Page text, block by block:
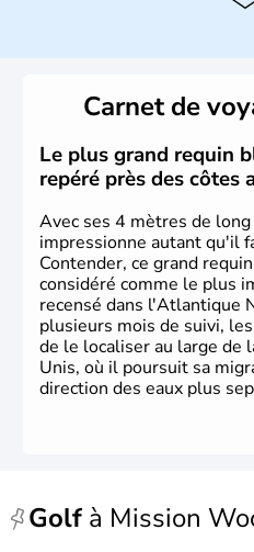
Plusieurs populations se
des européens, suite à la
Christophe Colomb en
britanniques proclament la
en 1776 et adoptent leur
La conquête de l'Ouest
phase de développement
Carnet de
Le plus grand requin
repéré près des côtes
Avec ses 4 mètres de
impressionne autant qu'il
Contender, ce grand
considéré comme le plus
recensé dans l'Atlantique
plusieurs mois de suivi,
de le localiser au large de
Unis, où il poursuit sa
direction des eaux plus
Golf à Mission